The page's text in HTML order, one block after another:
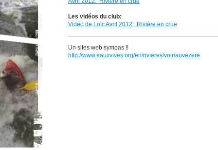
Les vidéos du club:
Vidéo de Loïc Avril 2012: Rivière en crue
Un sites web sympas !!
http://www.eauxvives.org/en/rivieres/voir/auvezere